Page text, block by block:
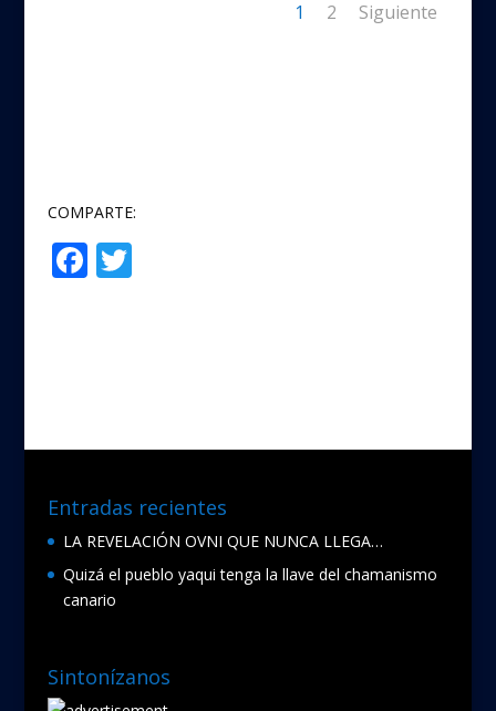
1 2 Siguiente
COMPARTE:
F
o
T
Entradas recientes
LA REVELACIÓN OVNI QUE NUNCA LLEGA…
Quizá el pueblo yaqui tenga la llave del chamanismo
canario
Sintonízanos